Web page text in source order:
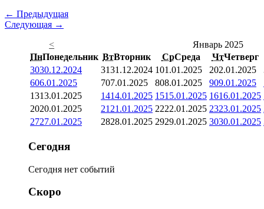
← Предыдущая
Следующая →
<
Январь 2025
ПнПонедельник ВтВторник СрСреда ЧтЧетверг
3030.12.2024 3131.12.2024 101.01.2025 202.01.2025
606.01.2025 707.01.2025 808.01.2025 909.01.2025
1313.01.2025 1414.01.2025 1515.01.2025 1616.01.2025
2020.01.2025 21 21.01.2025 2222.01.2025 2323.01.2025
2727.01.2025 2828.01.2025 2929.01.2025 3030.01.2025
Сегодня
Сегодня нет событий
Скоро